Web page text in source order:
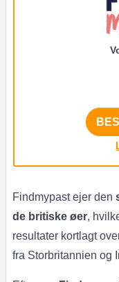
Findmypast ejer den
de britiske øer,
resultater kortlagt
fra Storbritannien og